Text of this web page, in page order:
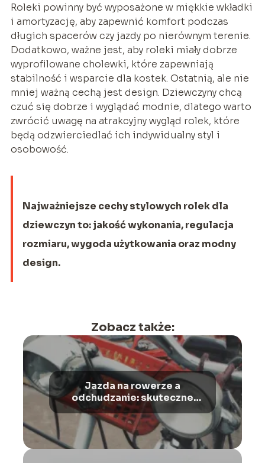
Roleki powinny być wyposażone w miękkie wkładki
i amortyzację, aby zapewnić komfort podczas
długich spacerów czy jazdy po nierównym terenie.
Dodatkowo, ważne jest, aby roleki miały dobrze
wyprofilowane cholewki, które zapewniają
stabilność i wsparcie dla kostek. Ostatnią, ale nie
mniej ważną cechą jest design. Dziewczyny chcą
czuć się dobrze i wyglądać modnie, dlatego warto
zwrócić uwagę na atrakcyjny wygląd rolek, które
będą odzwierciedlać ich indywidualny styl i
osobowość.
Najważniejsze cechy stylowych rolek dla
dziewczyn to: jakość wykonania, regulacja
rozmiaru, wygoda użytkowania oraz modny
design.
Zobacz także:
Jazda na rowerze a
odchudzanie: skuteczne
ćwiczenie dla zdrowia